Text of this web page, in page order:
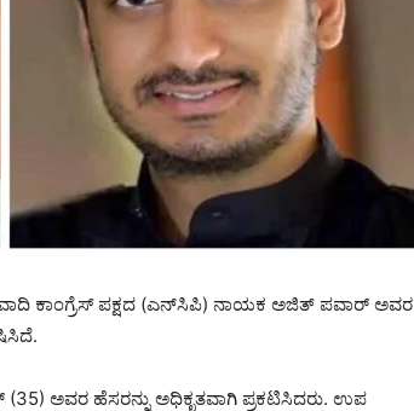
ಕಾಂಗ್ರೆಸ್ ಪಕ್ಷದ (ಎನ್‌ಸಿಪಿ) ನಾಯಕ ಅಜಿತ್ ಪವಾರ್ ಅವರ
ಅವರ ಹೆಸರನ್ನು ಅಧಿಕೃತವಾಗಿ ಪ್ರಕಟಿಸಿದರು. ಉಪ